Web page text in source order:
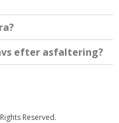
efter asfaltering?
Reserved.